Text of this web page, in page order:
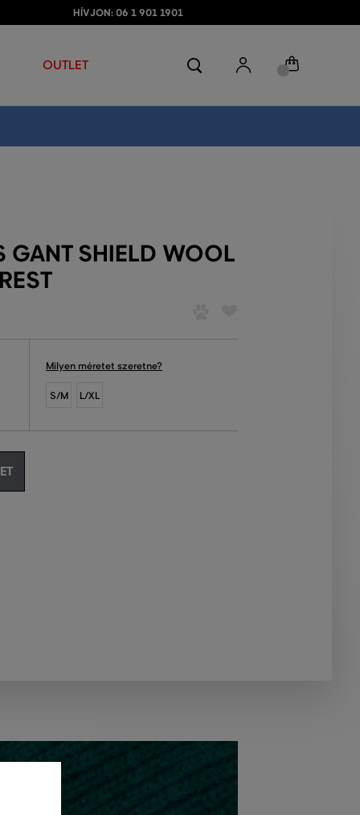
HÍVJON: 06 1 901 1901
OUTLET
GANT SHIELD WOOL
Milyen méretet szeretne?
S/M L/XL